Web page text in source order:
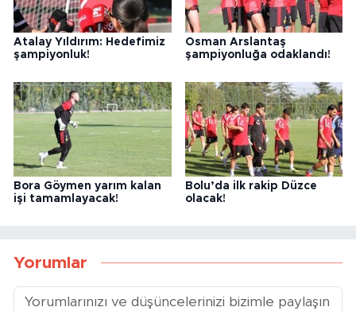
Atalay Yıldırım: Hedefimiz
şampiyonluk!
Osman Arslantaş
şampiyonluğa odaklandı!
Bora Göymen yarım kalan
işi tamamlayacak!
Bolu’da ilk rakip Düzce
olacak!
Yorumlar